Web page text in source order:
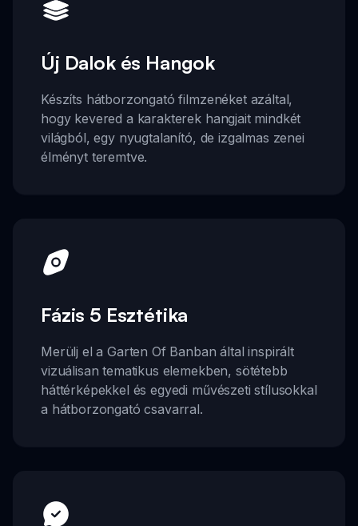
Új Dalok és Hangok
Készíts hátborzongató filmzenéket azáltal,
hogy kevered a karakterek hangjait mindkét
világból, egy nyugtalanító, de izgalmas zenei
élményt teremtve.
Fázis 5 Esztétika
Merülj el a Garten Of Banban által inspirált
vizuálisan tematikus elemekben, sötétebb
háttérképekkel és egyedi művészeti stílusokkal
a hátborzongató csavarral.